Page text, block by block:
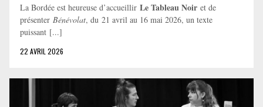
La Bordée est heureuse d’accueillir Le Tableau Noir et de
présenter Bénévolat, du 21 avril au 16 mai 2026, un texte
puissant [...]
22 AVRIL 2026